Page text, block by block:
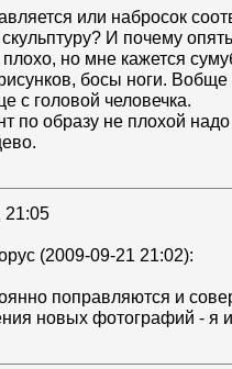
или набросок
И почему
но мне кажется
босы ноги. Вобще
с головой человечка.
по образу не плохой
21:05
(2009-09-21 21:02):
поправляются и
новых фотографий - я